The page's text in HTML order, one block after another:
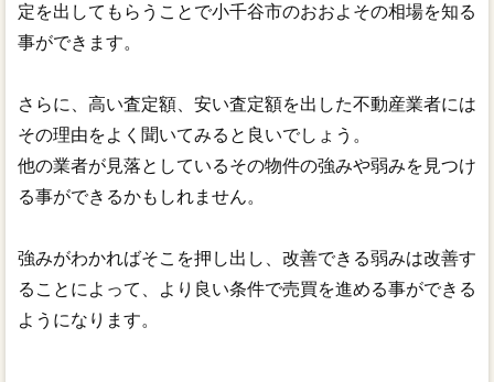
定を出してもらうことで小千谷市のおおよその相場を知る
事ができます。
さらに、高い査定額、安い査定額を出した不動産業者には
その理由をよく聞いてみると良いでしょう。
他の業者が見落としているその物件の強みや弱みを見つけ
る事ができるかもしれません。
強みがわかればそこを押し出し、改善できる弱みは改善す
ることによって、より良い条件で売買を進める事ができる
ようになります。